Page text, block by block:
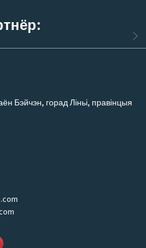
Бэйчэн, горад Ліньі, правінцыя